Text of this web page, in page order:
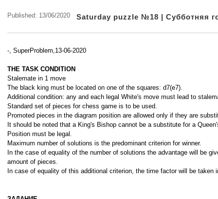
Published: 13/06/2020 Saturday puzzle №18 | Субботняя
-, SuperProblem,13-06-2020
THE TASK CONDITION
Stalemate in 1 move
The black king must be located on one of the squares: d7(e7).
Additional condition: any and each legal White's move must lead to
Standard set of pieces for chess game is to be used.
Promoted pieces in the diagram position are allowed only if they are
It should be noted that a King's Bishop cannot be a substitute for a
Position must be legal.
Maximum number of solutions is the predominant criterion for winner.
In the case of equality of the number of solutions the advantage will be
amount of pieces.
In case of equality of this additional criterion, the time factor will be taken